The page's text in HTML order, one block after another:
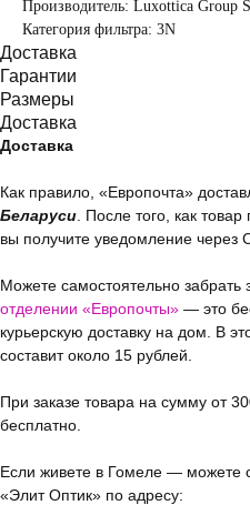
Производитель: Luxottica Group
Категория фильтра: 3N
Доставка
Гарантии
Размеры
Доставка
Доставка
Как правило, «Европочта»
Беларуси . После того, как
вы получите уведомление через
Можете самостоятельно
отделении «Европочты» — это
курьерскую доставку на дом. В
составит около 15 рублей.
При заказе товара на сумму от
бесплатно.
Если живете в Гомеле — можете
«Элит Оптик» по адресу: